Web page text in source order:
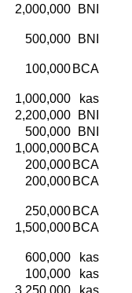
2,000,000 BNI
500,000 BNI
100,000 BCA
1,000,000
kas
2,200,000
BNI
500,000
BNI
1,000,000 BCA
200,000 BCA
200,000 BCA
250,000 BCA
1,500,000 BCA
600,000
kas
100,000
kas
3,250,000
kas